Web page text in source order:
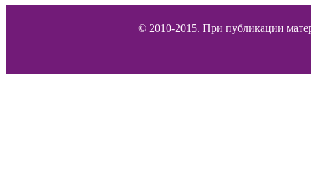
© 2010-2015. При публикации